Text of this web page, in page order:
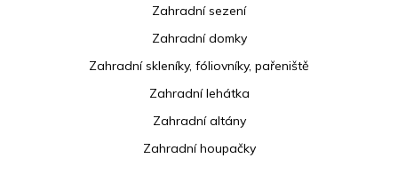
Zahradní sezení
Zahradní domky
Zahradní skleníky, fóliovníky, pařeniště
Zahradní lehátka
Zahradní altány
Zahradní houpačky